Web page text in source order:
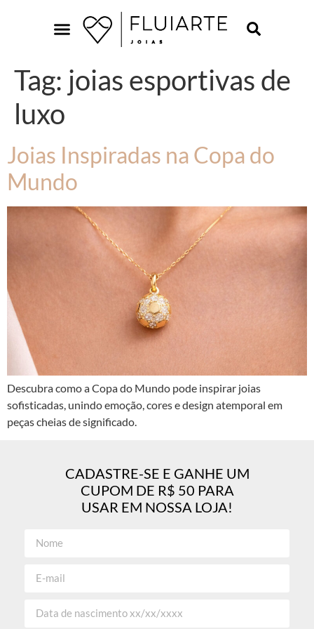
Tag: joias esportivas de
luxo
Joias Inspiradas na Copa do
Mundo
Descubra como a Copa do Mundo pode inspirar joias
sofisticadas, unindo emoção, cores e design atemporal em
peças cheias de significado.
CADASTRE-SE E GANHE UM
CUPOM DE R$ 50 PARA
USAR EM NOSSA LOJA!